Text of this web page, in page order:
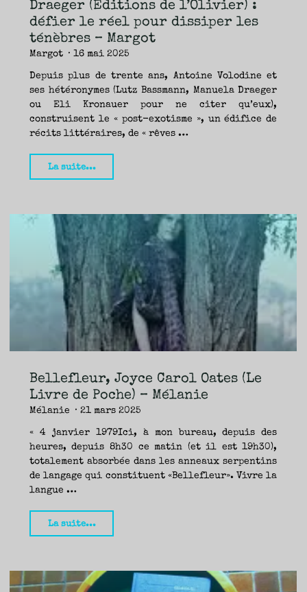
Yann"
Draeger (Éditions de l’Olivier) :
défier le réel pour dissiper les
ténèbres – Margot
Margot 16 mai 2025
Depuis plus de trente ans, Antoine Volodine et
ses hétéronymes (Lutz Bassmann, Manuela Draeger
ou Eli Kronauer pour ne citer qu’eux),
construisent le « post-exotisme », un édifice de
récits littéraires, de « rêves …
La suite...
sur
Manuela
Draeger
(Éditions
l’Olivier)
:
défier
le
réel
dissiper
Margot"
Bellefleur, Joyce Carol Oates (Le
Livre de Poche) – Mélanie
Mélanie 21 mars 2025
« 4 janvier 1979Ici, à mon bureau, depuis des
heures, depuis 8h30 ce matin (et il est 19h30),
totalement absorbée dans les anneaux serpentins
de langage qui constituent «Bellefleur». Vivre la
langue …
La suite...
Joyce
Oates